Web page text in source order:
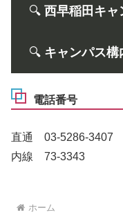
🔍️ 西早稲田キャ
🔍️ キャンパス構
電話番号
直通 03-5286-3407
内線 73-3343
ホーム